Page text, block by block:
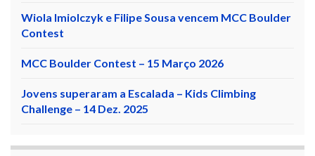
Wiola Imiolczyk e Filipe Sousa vencem MCC Boulder
Contest
MCC Boulder Contest – 15 Março 2026
Jovens superaram a Escalada – Kids Climbing
Challenge – 14 Dez. 2025